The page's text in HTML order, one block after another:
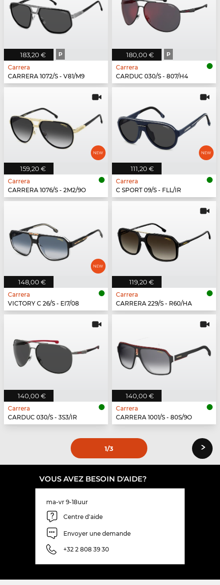
183,20 € P
Carrera
CARRERA 1072/S - V81/M9
180,00 € P
Carrera
CARDUC 030/S - 807/H4
159,20 €
Carrera
CARRERA 1076/S - 2M2/9O
111,20 €
Carrera
C SPORT 09/S - FLL/IR
148,00 €
Carrera
VICTORY C 26/S - EI7/08
119,20 €
Carrera
CARRERA 229/S - R60/HA
140,00 €
Carrera
CARDUC 030/S - 3S3/IR
140,00 €
Carrera
CARRERA 1001/S - 80S/9O
1/3 ›
VOUS AVEZ BESOIN D'AIDE?
ma-vr 9-18uur
Centre d'aide
Envoyer une demande
+32 2 808 39 30